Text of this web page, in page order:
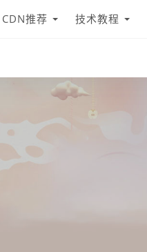
CDN推荐 技术教程